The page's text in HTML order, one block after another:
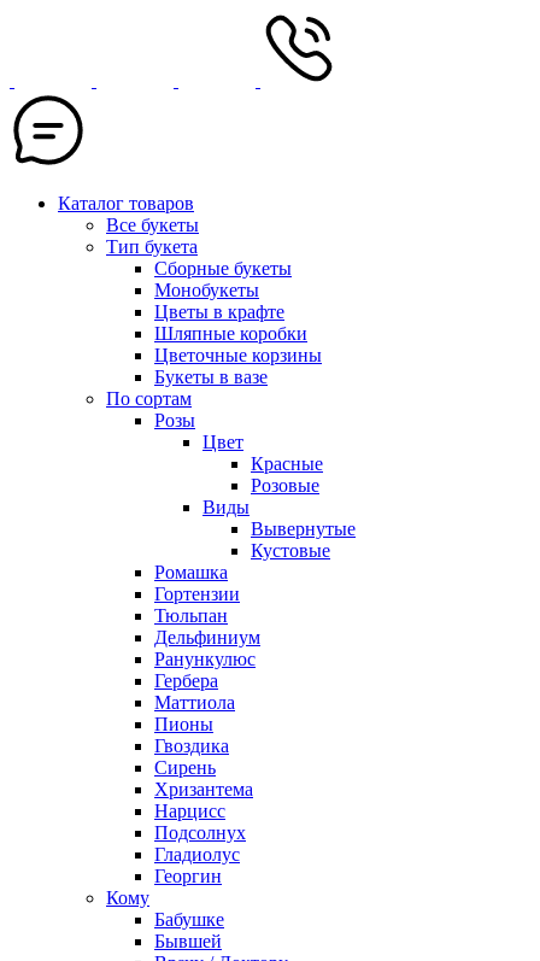
Каталог товаров
Все букеты
Тип букета
Сборные букеты
Монобукеты
Цветы в крафте
Шляпные коробки
Цветочные корзины
Букеты в вазе
По сортам
Розы
Цвет
Красные
Розовые
Виды
Вывернутые
Кустовые
Ромашка
Гортензии
Тюльпан
Дельфиниум
Ранункулюс
Гербера
Маттиола
Пионы
Гвоздика
Сирень
Хризантема
Нарцисс
Подсолнух
Гладиолус
Георгин
Кому
Бабушке
Бывшей